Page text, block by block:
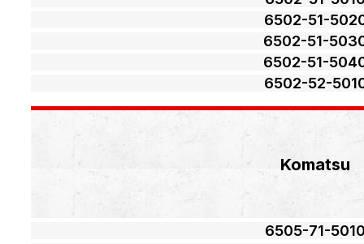
6502-51-
6502-51-
6502-51-
6502-52-
Komatsu
6505-71-